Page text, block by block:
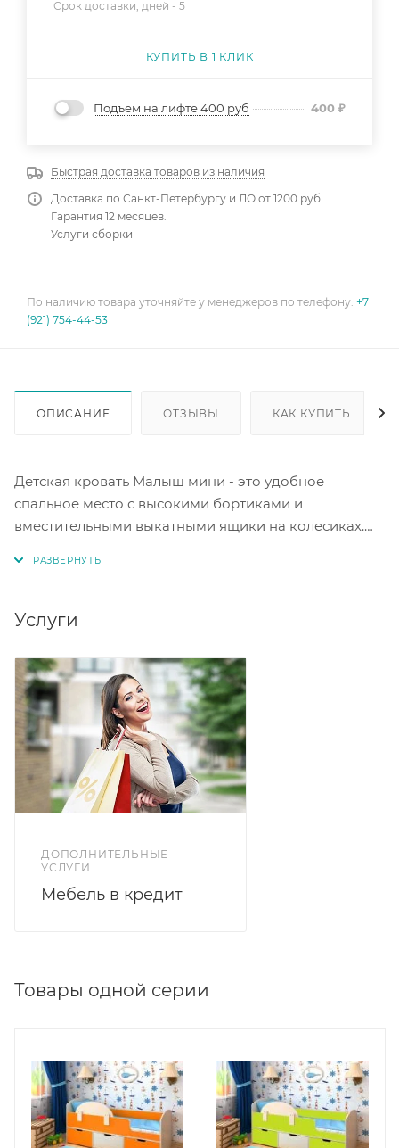
Срок доставки, дней - 5
КУПИТЬ В 1 КЛИК
Подъем на лифте 400 руб 400 ₽
Быстрая доставка товаров из наличия
Доставка по Санкт-Петербургу и ЛО от 1200 руб
Гарантия 12 месяцев.
Услуги сборки
По наличию товара уточняйте у менеджеров по телефону: +7
(921) 754-44-53
ОПИСАНИЕ ОТЗЫВЫ КАК КУПИТЬ
Детская кровать Малыш мини - это удобное
спальное место с высокими бортиками и
вместительными выкатными ящики на колесиках.
правую, так и на левую сторону.
Услуги
ДОПОЛНИТЕЛЬНЫЕ
УСЛУГИ
Мебель в кредит
Товары одной серии